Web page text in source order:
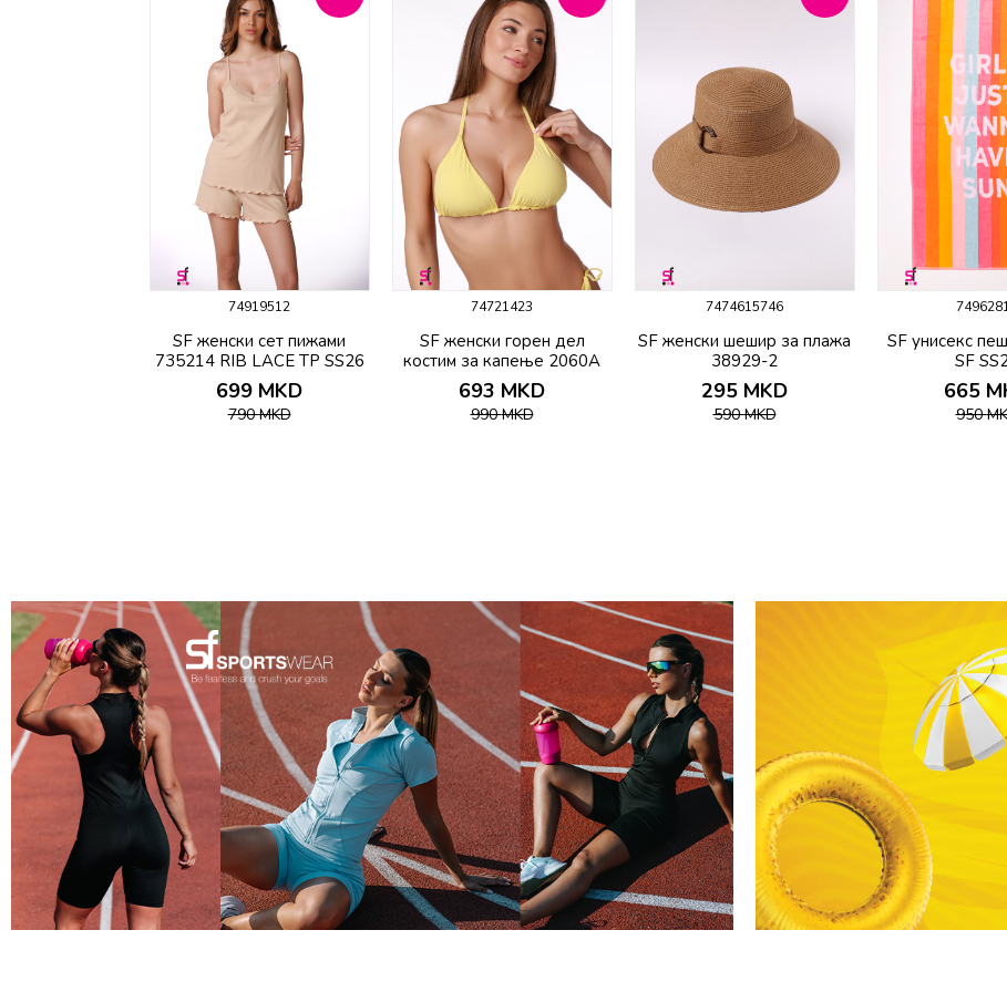
74919512
SF женски сет пижами
735214 RIB LACE TP SS26
699 MKD
790MKD
74721423
SF женски горeн дел
костим за капење 2060A
693 MKD
990MKD
7474615746
SF женски шешир за плажа
38929-2
295 MKD
590MKD
SF унисекс
SF
665
950
74855757
Berrak женска маица 2026
290 MKD
74761412
SF HOME подметач
BAMBOO 35cm
139 MKD
748611500
SF машки класични чорапи
SPECIAL OFFER 3/1
109 MKD
Aslaner машки
ALL I NEED
499
74930514341
SF женска маица 20343SP
SF SS 26
199 MKD
74930714341
SF женски килоти 20345SP
SF SS 26
129 MKD
74916114341
SF женски сет пижами
735187 CROWN DD SS26
899 MKD
749176202
SF женски сет пижами
OVERTHINK KD SS26
899 MKD